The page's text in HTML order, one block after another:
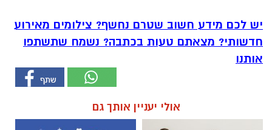
יש לכם מידע חשוב שטרם נחשף? צילומים מאירוע
חדשותי? מצאתם טעות בכתבה? נשמח שתשתפו
אותנו
אולי יעניין אותך גם